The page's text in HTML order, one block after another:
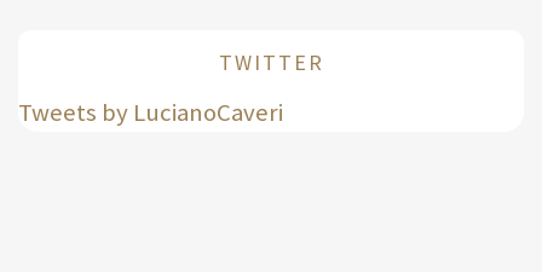
TWITTER
Tweets by LucianoCaveri